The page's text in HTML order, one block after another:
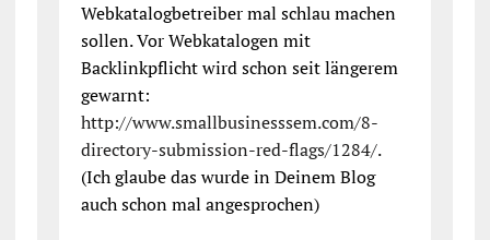
Webkatalogbetreiber mal schlau machen
sollen. Vor Webkatalogen mit
Backlinkpflicht wird schon seit längerem
gewarnt:
http://www.smallbusinesssem.com/8-
directory-submission-red-flags/1284/.
(Ich glaube das wurde in Deinem Blog
auch schon mal angesprochen)